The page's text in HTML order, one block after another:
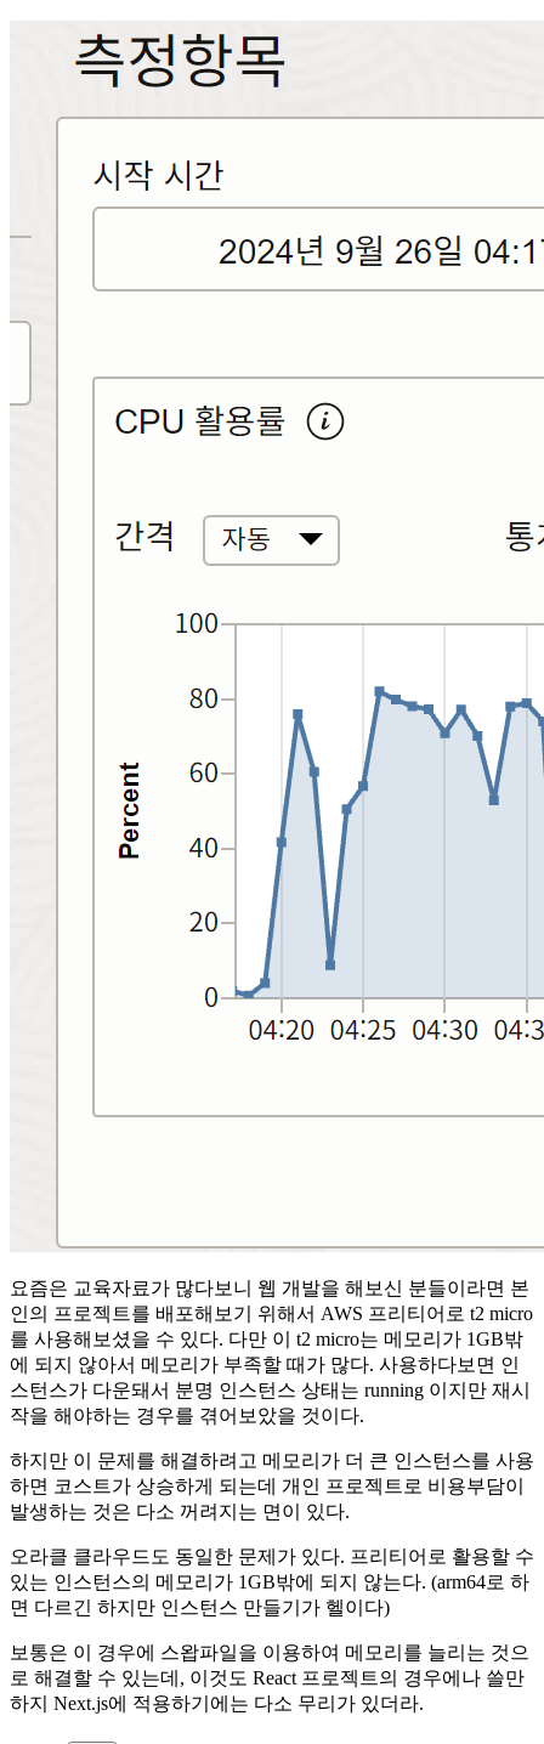
요즘은 교육자료가 많다보니 웹 개발을 해보신 분들이라면 본
인의 프로젝트를 배포해보기 위해서 AWS 프리티어로 t2 micro
를 사용해보셨을 수 있다. 다만 이 t2 micro는 메모리가 1GB밖
에 되지 않아서 메모리가 부족할 때가 많다. 사용하다보면 인
스턴스가 다운돼서 분명 인스턴스 상태는 running 이지만 재시
작을 해야하는 경우를 겪어보았을 것이다.
하지만 이 문제를 해결하려고 메모리가 더 큰 인스턴스를 사용
하면 코스트가 상승하게 되는데 개인 프로젝트로 비용부담이
발생하는 것은 다소 꺼려지는 면이 있다.
오라클 클라우드도 동일한 문제가 있다. 프리티어로 활용할 수
있는 인스턴스의 메모리가 1GB밖에 되지 않는다. (arm64로 하
면 다르긴 하지만 인스턴스 만들기가 헬이다)
보통은 이 경우에 스왑파일을 이용하여 메모리를 늘리는 것으
로 해결할 수 있는데, 이것도 React 프로젝트의 경우에나 쓸만
하지 Next.js에 적용하기에는 다소 무리가 있더라.